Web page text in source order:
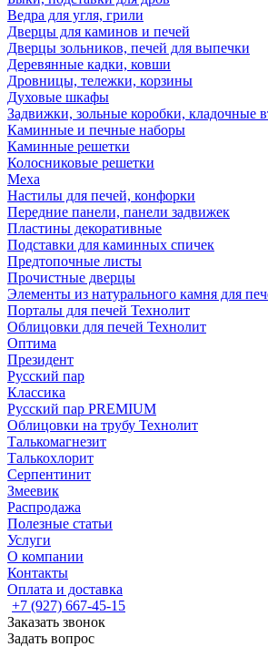
Ведра для угля, грили
Дверцы для каминов и печей
Дверцы зольников, печей для выпечки
Деревянные кадки, ковши
Дровницы, тележки, корзины
Духовые шкафы
Задвижки, зольные коробки, кладочные
Каминные и печные наборы
Каминные решетки
Колосниковые решетки
Меха
Настилы для печей, конфорки
Передние панели, панели задвижек
Пластины декоративные
Подставки для каминных спичек
Предтопочные листы
Прочистные дверцы
Элементы из натурального камня для
Порталы для печей Технолит
Облицовки для печей Технолит
Оптима
Президент
Русский пар
Классика
Русский пар PREMIUM
Облицовки на трубу Технолит
Талькомагнезит
Талькохлорит
Серпентинит
Змеевик
Распродажа
Полезные статьи
Услуги
О компании
Контакты
Оплата и доставка
+7 (927) 667-45-15
Заказать звонок
Задать вопрос